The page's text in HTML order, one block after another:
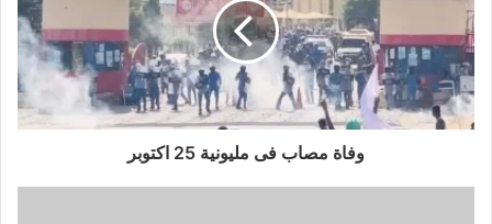
وفاة مصاب فى مليونية 25 اكتوبر